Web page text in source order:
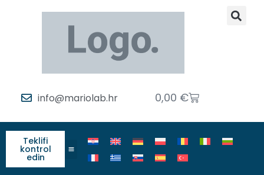
info@mariolab.hr 0,00 €
Teklifi
kontrol
edin